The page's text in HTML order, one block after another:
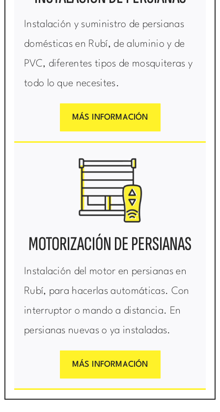
Instalación y suministro de persianas
domésticas en Rubí, de aluminio y de
PVC, diferentes tipos de mosquiteras y
todo lo que necesites.
MÁS INFORMACIÓN
MOTORIZACIÓN DE PERSIANAS
Instalación del motor en persianas en
Rubí, para hacerlas automáticas. Con
interruptor o mando a distancia. En
persianas nuevas o ya instaladas.
MÁS INFORMACIÓN